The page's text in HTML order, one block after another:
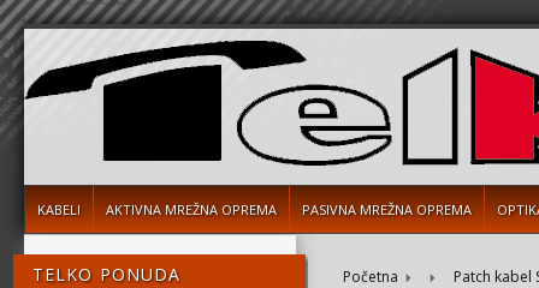
KABELI AKTIVNA MREŽNA OPREMA PASIVNA MREŽNA OPREMA
TELKO PONUDA Početna Patch kabel